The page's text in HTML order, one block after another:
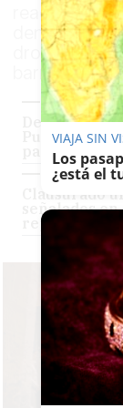
reactivan la
denunciar
droga y
barrio
Del
Puerto
para 'un
Clausurado
señalados
repunte de
VIAJA SIN
Los
¿está el